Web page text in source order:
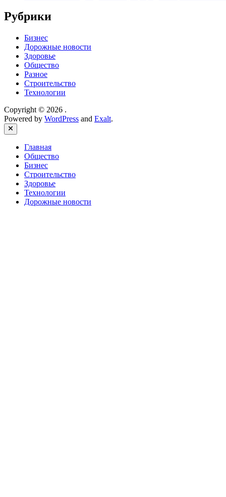
Рубрики
Бизнес
Дорожные новости
Здоровье
Общество
Разное
Строительство
Технологии
Copyright © 2026 .
Powered by WordPress and Exalt.
Close
Главная
Общество
Бизнес
Строительство
Здоровье
Технологии
Дорожные новости